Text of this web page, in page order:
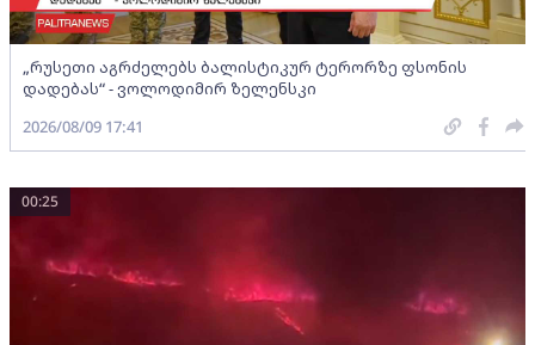
„რუსეთი აგრძელებს ბალისტიკურ ტერორზე ფსონის
დადებას“ - ვოლოდიმირ ზელენსკი
2026/08/09 17:41
00:25